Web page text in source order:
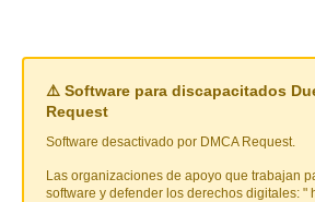
⚠️ Software para discapacitados
Request
Software desactivado por DMCA Request.
Las organizaciones de apoyo que trabajan
software y defender los derechos digitales: "